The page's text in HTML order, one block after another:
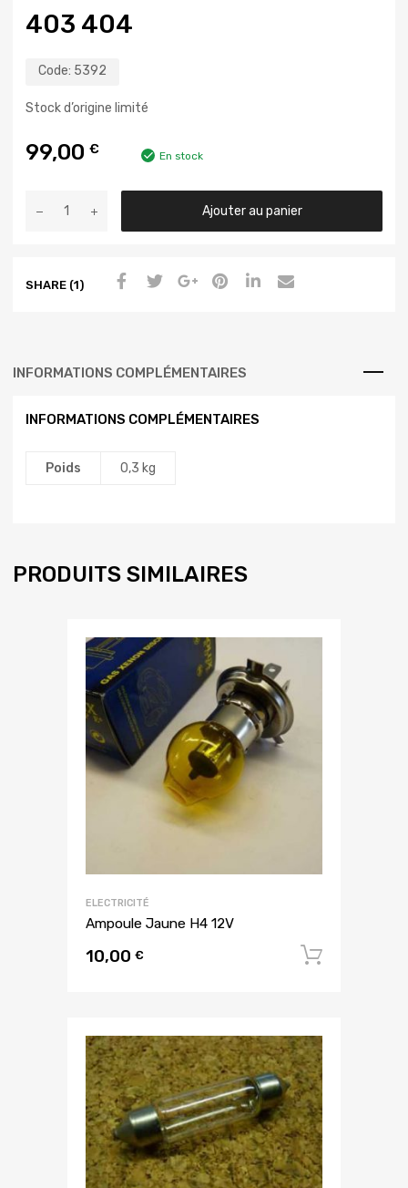
403 404
Code: 5392
Stock d’origine limité
99,00 € En stock
Ajouter au panier
SHARE (1)
INFORMATIONS COMPLÉMENTAIRES
INFORMATIONS COMPLÉMENTAIRES
Poids 0,3 kg
PRODUITS SIMILAIRES
ELECTRICITÉ
Ampoule Jaune H4 12V
10,00 €